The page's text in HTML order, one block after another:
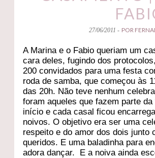
27/06/2011 - POR
A Marina e o Fabio queriam um
cara deles, fugindo dos
200 convidados para uma festa
roda de samba, que começou às
das 20h. Não teve nenhum
foram aqueles que fazem parte
início e cada casal ficou
noivos. O objetivo era ser uma
respeito e do amor dos dois junto
queridos. E uma baladinha para
adora dançar. E a noiva ainda